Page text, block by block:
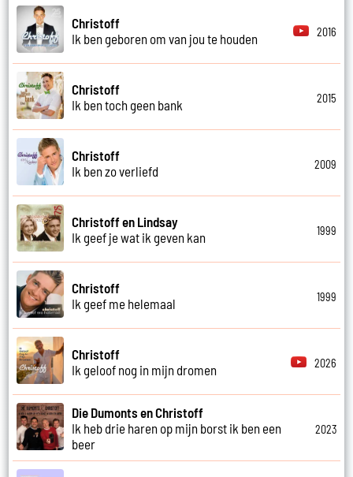
Christoff
Ik ben geboren om van jou te houden
2016
Christoff
Ik ben toch geen bank
2015
Christoff
Ik ben zo verliefd
2009
Christoff en Lindsay
Ik geef je wat ik geven kan
1999
Christoff
Ik geef me helemaal
1999
Christoff
Ik geloof nog in mijn dromen
2026
Die Dumonts en Christoff
Ik heb drie haren op mijn borst ik ben een
beer
2023